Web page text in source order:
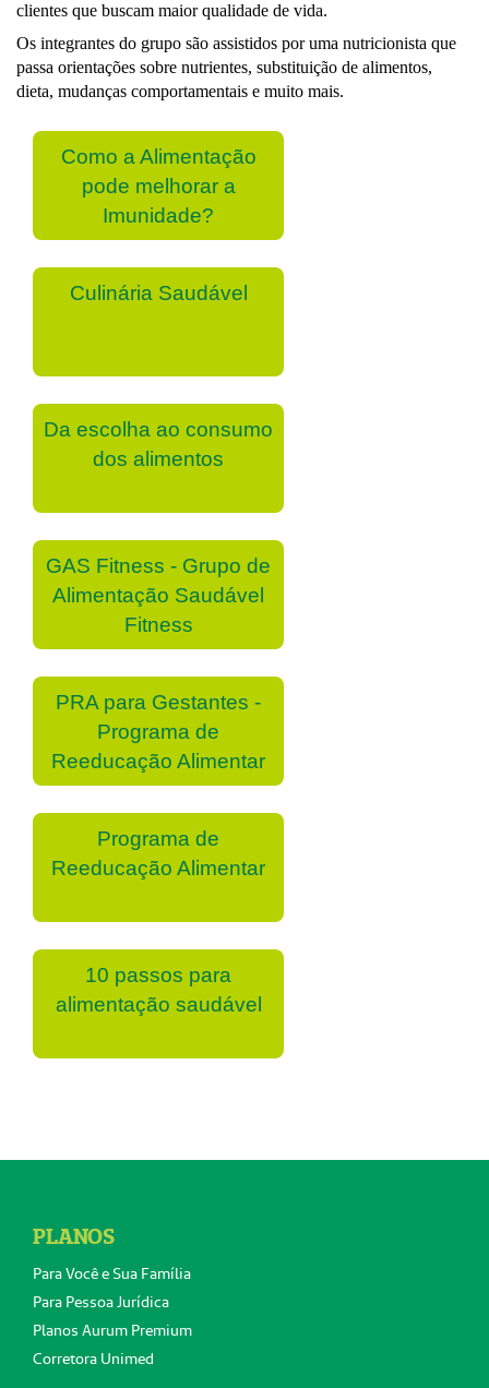
clientes que buscam maior qualidade de vida.
Os integrantes do grupo são assistidos por uma nutricionista que
passa orientações sobre nutrientes, substituição de alimentos,
dieta, mudanças comportamentais e muito mais.
Como a Alimentação
pode melhorar a
Imunidade?
Culinária Saudável
Da escolha ao consumo
dos alimentos
GAS Fitness - Grupo de
Alimentação Saudável
Fitness
PRA para Gestantes -
Programa de
Reeducação Alimentar
Programa de
Reeducação Alimentar
10 passos para
alimentação saudável
PLANOS
Para Você e Sua Família
Para Pessoa Jurídica
Planos Aurum Premium
Corretora Unimed